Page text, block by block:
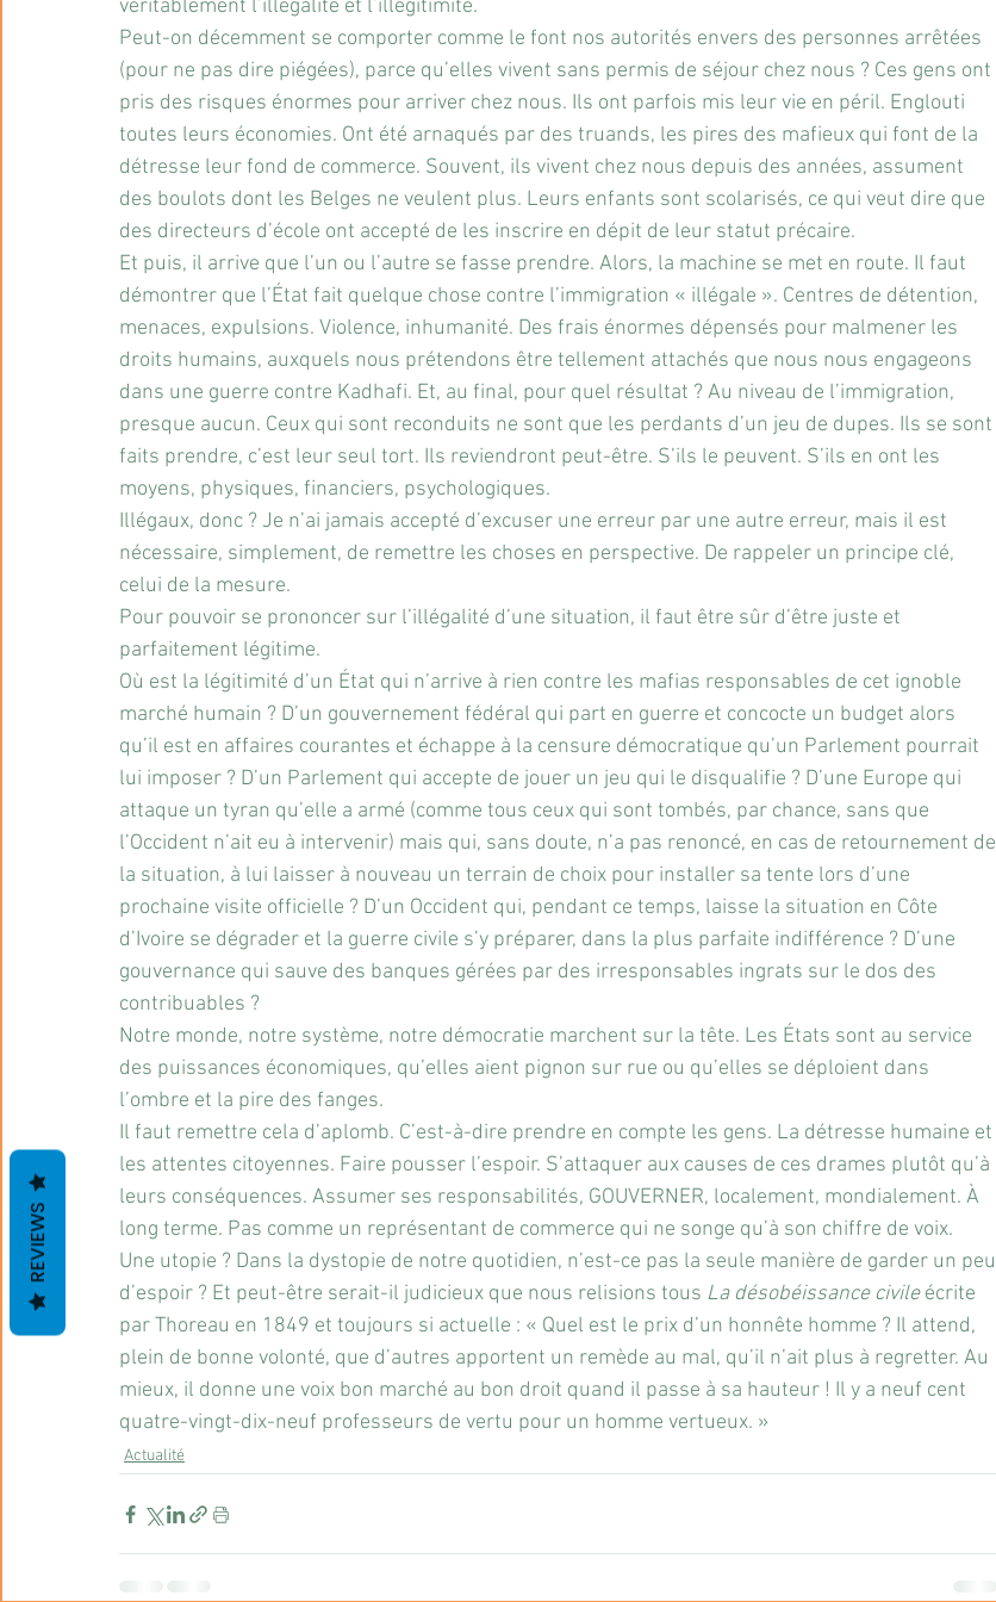
véritablement l’illégalité et l’illégitimité.
Peut-on décemment se comporter comme le font nos autorités envers des personnes arrêtées
(pour ne pas dire piégées), parce qu’elles vivent sans permis de séjour chez nous ? Ces gens ont
pris des risques énormes pour arriver chez nous. Ils ont parfois mis leur vie en péril. Englouti
toutes leurs économies. Ont été arnaqués par des truands, les pires des mafieux qui font de la
détresse leur fond de commerce. Souvent, ils vivent chez nous depuis des années, assument
des boulots dont les Belges ne veulent plus. Leurs enfants sont scolarisés, ce qui veut dire que
des directeurs d’école ont accepté de les inscrire en dépit de leur statut précaire.
Et puis, il arrive que l’un ou l’autre se fasse prendre. Alors, la machine se met en route. Il faut
démontrer que l’État fait quelque chose contre l’immigration « illégale ». Centres de détention,
menaces, expulsions. Violence, inhumanité. Des frais énormes dépensés pour malmener les
droits humains, auxquels nous prétendons être tellement attachés que nous nous engageons
dans une guerre contre Kadhafi. Et, au final, pour quel résultat ? Au niveau de l’immigration,
presque aucun. Ceux qui sont reconduits ne sont que les perdants d’un jeu de dupes. Ils se sont
faits prendre, c’est leur seul tort. Ils reviendront peut-être. S’ils le peuvent. S’ils en ont les
moyens, physiques, financiers, psychologiques.
Illégaux, donc ? Je n’ai jamais accepté d’excuser une erreur par une autre erreur, mais il est
nécessaire, simplement, de remettre les choses en perspective. De rappeler un principe clé,
celui de la mesure.
Pour pouvoir se prononcer sur l’illégalité d’une situation, il faut être sûr d’être juste et
parfaitement légitime.
Où est la légitimité d’un État qui n’arrive à rien contre les mafias responsables de cet ignoble
marché humain ? D’un gouvernement fédéral qui part en guerre et concocte un budget alors
qu’il est en affaires courantes et échappe à la censure démocratique qu’un Parlement pourrait
lui imposer ? D’un Parlement qui accepte de jouer un jeu qui le disqualifie ? D’une Europe qui
attaque un tyran qu’elle a armé (comme tous ceux qui sont tombés, par chance, sans que
l’Occident n’ait eu à intervenir) mais qui, sans doute, n’a pas renoncé, en cas de retournement de
la situation, à lui laisser à nouveau un terrain de choix pour installer sa tente lors d’une
prochaine visite officielle ? D’un Occident qui, pendant ce temps, laisse la situation en Côte
d’Ivoire se dégrader et la guerre civile s’y préparer, dans la plus parfaite indifférence ? D’une
gouvernance qui sauve des banques gérées par des irresponsables ingrats sur le dos des
contribuables ?
Notre monde, notre système, notre démocratie marchent sur la tête. Les États sont au service
des puissances économiques, qu’elles aient pignon sur rue ou qu’elles se déploient dans
l’ombre et la pire des fanges.
Il faut remettre cela d’aplomb. C’est-à-dire prendre en compte les gens. La détresse humaine et
les attentes citoyennes. Faire pousser l’espoir. S’attaquer aux causes de ces drames plutôt qu’à
leurs conséquences. Assumer ses responsabilités, GOUVERNER, localement, mondialement. À
long terme. Pas comme un représentant de commerce qui ne songe qu’à son chiffre de voix.
Une utopie ? Dans la dystopie de notre quotidien, n’est-ce pas la seule manière de garder un peu
d’espoir ? Et peut-être serait-il judicieux que nous relisions tous La désobéissance civile écrite
par Thoreau en 1849 et toujours si actuelle : « Quel est le prix d’un honnête homme ? Il attend,
plein de bonne volonté, que d’autres apportent un remède au mal, qu’il n’ait plus à regretter. Au
mieux, il donne une voix bon marché au bon droit quand il passe à sa hauteur ! Il y a neuf cent
quatre-vingt-dix-neuf professeurs de vertu pour un homme vertueux. »
Actualité
REVIEWS